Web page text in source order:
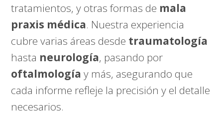
tratamientos, y otras formas de mala
praxis médica. Nuestra experiencia
cubre varias áreas desde traumatología
hasta neurología, pasando por
oftalmología y más, asegurando que
cada informe refleje la precisión y el detalle
necesarios.